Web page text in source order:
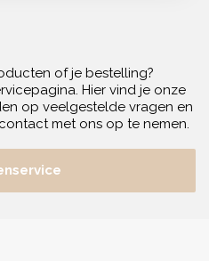
of je bestelling?
Hier vind je onze
op veelgestelde vragen en
met ons op te nemen.